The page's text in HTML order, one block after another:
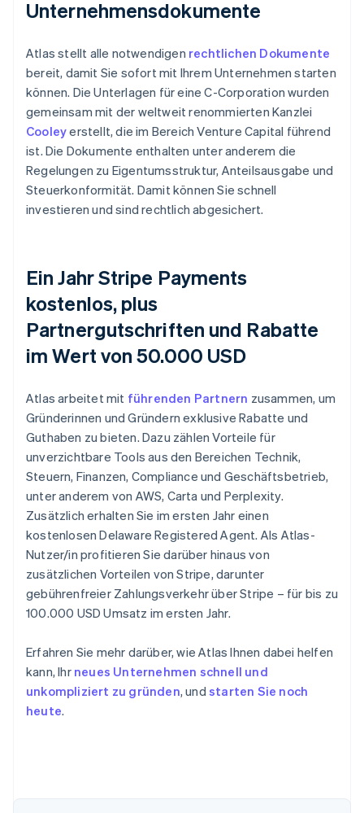
Unternehmensdokumente
Atlas stellt alle notwendigen rechtlichen Dokumente
bereit, damit Sie sofort mit Ihrem Unternehmen starten
können. Die Unterlagen für eine C-Corporation wurden
gemeinsam mit der weltweit renommierten Kanzlei
Cooleyerstellt, die im Bereich Venture Capital führend
ist. Die Dokumente enthalten unter anderem die
Regelungen zu Eigentumsstruktur, Anteilsausgabe und
Steuerkonformität. Damit können Sie schnell
investieren und sind rechtlich abgesichert.
Ein Jahr Stripe Payments
kostenlos, plus
Partnergutschriften und Rabatte
im Wert von 50.000 USD
Atlas arbeitet mit führenden Partnern zusammen, um
Gründerinnen und Gründern exklusive Rabatte und
Guthaben zu bieten. Dazu zählen Vorteile für
unverzichtbare Tools aus den Bereichen Technik,
Steuern, Finanzen, Compliance und Geschäftsbetrieb,
unter anderem von AWS, Carta und Perplexity.
Zusätzlich erhalten Sie im ersten Jahr einen
kostenlosen Delaware Registered Agent. Als Atlas-
Nutzer/in profitieren Sie darüber hinaus von
zusätzlichen Vorteilen von Stripe, darunter
gebührenfreier Zahlungsverkehr über Stripe – für bis zu
100.000 USD Umsatz im ersten Jahr.
Erfahren Sie mehr darüber, wie Atlas Ihnen dabei helfen
kann, Ihr neues Unternehmen schnell und
unkompliziert zu gründen, undstarten Sie noch
heute.